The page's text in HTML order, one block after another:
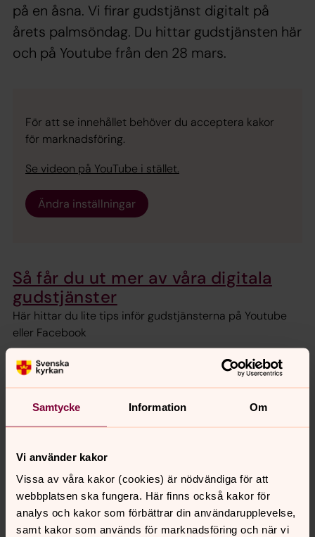
Samtycke Information Om
Vi använder kakor
Vissa av våra kakor (cookies) är nödvändiga för att
webbplatsen ska fungera. Här finns också kakor för
analys och kakor som förbättrar din användarupplevelse,
samt kakor som används för marknadsföring och när vi
på en åsna. Vi firar gudstjänst digitalt på
årets palmsöndag. Du hittar gudstjänsten här
och på Youtube från den 28 mars.
För att se innehållet behöver du acceptera kakor
för marknadsföring.
Se videon på YouTube i stället.
Ändra inställningar
Så får du ut mer av våra digitala
gudstjänster
Här hittar du lite tips inför gudstjänsterna på Youtube
eller Facebook
Hur du hittar till våra digitala
sändningar
Här finns en kort beskrivning av hur du hittar till våra
digitala gudstjänster, andakter och mycket annat om du
och Facebook.